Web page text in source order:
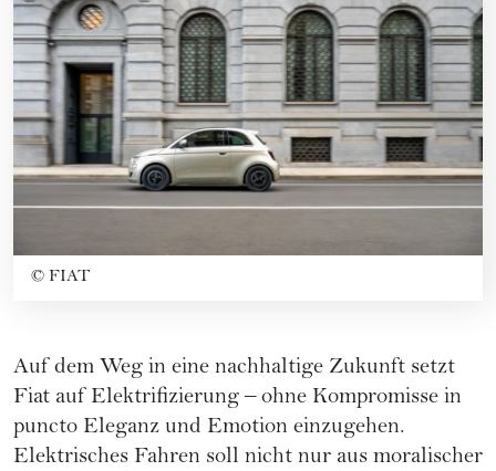
© FIAT
Auf dem Weg in eine nachhaltige Zukunft setzt
Fiat auf Elektrifizierung – ohne Kompromisse in
puncto Eleganz und Emotion einzugehen.
Elektrisches Fahren soll nicht nur aus moralischer